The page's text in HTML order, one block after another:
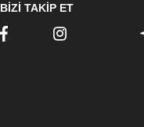
BİZİ TAKİP ET